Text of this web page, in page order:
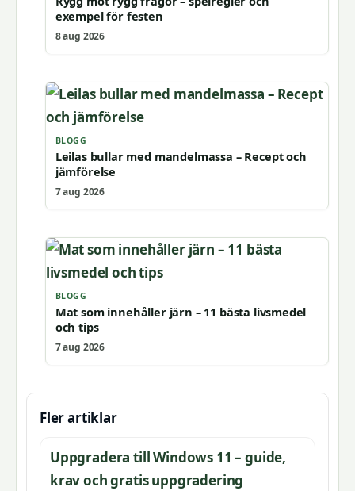
exempel för festen
8 aug 2026
BLOGG
Leilas bullar med mandelmassa – Recept och
jämförelse
7 aug 2026
BLOGG
Mat som innehåller järn – 11 bästa livsmedel
och tips
7 aug 2026
Fler artiklar
Uppgradera till Windows 11 – guide,
krav och gratis uppgradering